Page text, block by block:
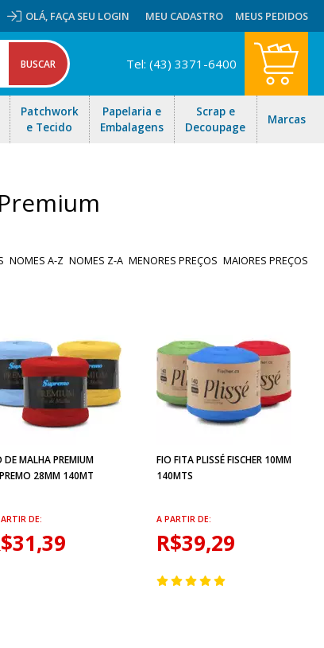
OLÁ, FAÇA SEU LOGIN MEU CADASTRO MEUS PEDIDOS
Patchwork
e Tecido
Papelaria e
Embalagens
Scrap e
Decoupage
Marcas
Tel: (43) 3371-6400
NOMES A-Z NOMES Z-A MENORES PREÇOS MAIORES PREÇOS
DE MALHA PREMIUM
28MM 140MT
DE:
FIO FITA PLISSÉ FISCHER 10MM
140MTS
A PARTIR DE:
R$39,29